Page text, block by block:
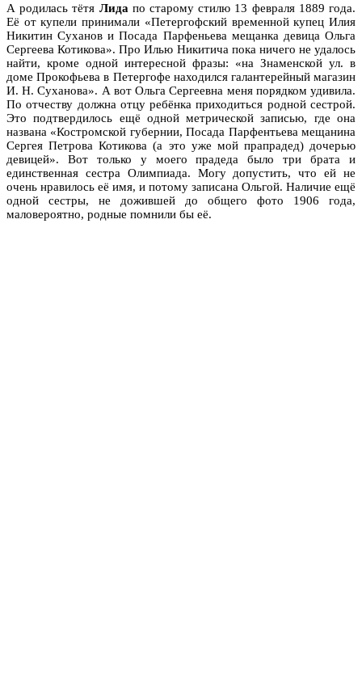
А родилась тётя Лида по старому стилю 13 февраля 1889 года.
Её от купели принимали «Петергофский временной купец Илия
Никитин Суханов и Посада Парфеньева мещанка девица Ольга
Сергеева Котикова». Про Илью Никитича пока ничего не удалось
найти, кроме одной интересной фразы: «на Знаменской ул. в
доме Прокофьева в Петергофе находился галантерейный магазин
И. Н. Суханова». А вот Ольга Сергеевна меня порядком удивила.
По отчеству должна отцу ребёнка приходиться родной сестрой.
Это подтвердилось ещё одной метрической записью, где она
названа «Костромской губернии, Посада Парфентьева мещанина
Сергея Петрова Котикова (а это уже мой прапрадед) дочерью
девицей». Вот только у моего прадеда было три брата и
единственная сестра Олимпиада. Могу допустить, что ей не
очень нравилось её имя, и потому записана Ольгой. Наличие ещё
одной сестры, не дожившей до общего фото 1906 года,
маловероятно, родные помнили бы её.